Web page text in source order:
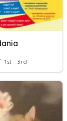
1st - 3rd